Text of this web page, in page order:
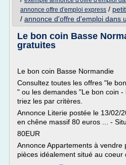
annonce offre d'emploi express /
/ annonce d'offre d'emploi dans
Le bon coin Basse
gratuites
Le bon coin Basse Normandie
Consultez toutes les offres "le
" ou les demandes "Le bon coin
triez les par critères.
Annonce Literie postée le 13/02/
en chêne massif 80 euros ... -
80EUR
Annonce Appartements à vendre
pièces idéalement situé au coeur